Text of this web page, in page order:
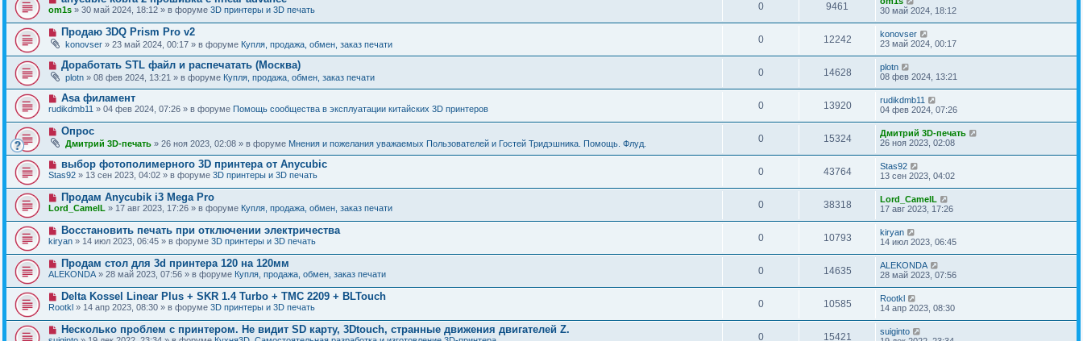
н
и
е
б
е
н
и
е
е
с
о
б
щ
е
н
и
е
о
в
о
е
с
о
о
б
щ
н
и
е
om1s » 30 май 2024, 18:12 » в форуме 3D принтеры и 3D печать 0 9461
30 май 2024, 18:12
Н
в
о
е
с
о
о
б
е
н
и
е
Продаю 3DQ Prism Pro v2
konovser » 23 май 2024, 00:17 » в форуме Купля, продажа, обмен, заказ печати 0 12242
konovser
23 май 2024, 00:17
Н
о
в
о
е
с
о
о
б
щ
н
и
е
Доработать STL файл и распечатать (Москва)
plotn » 08 фев 2024, 13:21 » в форуме Купля, продажа, обмен, заказ печати 0 14628
plotn
08 фев 2024, 13:21
Н
о
в
о
е
с
о
о
б
е
н
и
е
Asa филамент
rudikdmb11 » 04 фев 2024, 07:26 » в форуме Помощь сообщества в эксплуатации китайских 3D принтеров 0 13920
rudikdmb11
04 фев 2024, 07:26
Н
в
о
е
с
о
б
е
н
и
е
Опрос
Дмитрий 3D-печать » 26 ноя 2023, 02:08 » в форуме Мнения и пожелания уважаемых Пользователей и Гостей Тридэшника. Помощь. Флуд. 0 15324
Дмитрий 3D-печать
26 ноя 2023, 02:08
Н
о
в
о
е
с
о
б
щ
е
н
и
е
выбор фотополимерного 3D принтера от Anycubic
Stas92 » 13 сен 2023, 04:02 » в форуме 3D принтеры и 3D печать 0 43764
Stas92
13 сен 2023, 04:02
Н
о
в
о
е
с
о
б
е
н
и
е
Продам Anycubik i3 Mega Pro
Lord_CamelL » 17 авг 2023, 17:26 » в форуме Купля, продажа, обмен, заказ печати 0 38318
Lord_CamelL
17 авг 2023, 17:26
Н
о
в
о
е
с
о
б
е
н
Восстановить печать при отключении электричества
kiryan » 14 июл 2023, 06:45 » в форуме 3D принтеры и 3D печать 0 10793
kiryan
14 июл 2023, 06:45
Н
о
в
о
е
с
о
б
Продам стол для 3d принтера 120 на 120мм
ALEKONDA » 28 май 2023, 07:56 » в форуме Купля, продажа, обмен, заказ печати 0 14635
ALEKONDA
28 май 2023, 07:56
Н
о
в
о
е
Delta Kossel Linear Plus + SKR 1.4 Turbo + TMC 2209 + BLTouch
Rootkl » 14 апр 2023, 08:30 » в форуме 3D принтеры и 3D печать 0 10585
Rootkl
14 апр 2023, 08:30
Н
о
Несколько проблем с принтером. Не видит SD карту, 3Dtouch, странные движения двигателей Z.
0 15421
suiginto